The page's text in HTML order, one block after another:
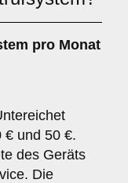
pro Monat
€ und 50 €.
des Geräts
Die